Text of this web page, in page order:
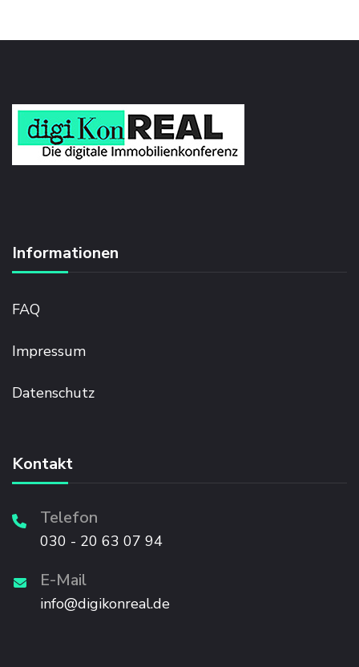
Informationen
FAQ
Impressum
Datenschutz
Kontakt
Telefon
030 - 20 63 07 94
E-Mail
info@digikonreal.de